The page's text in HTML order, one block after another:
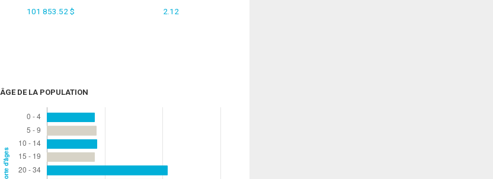
101 853.52 $ 2.12
ÂGE DE LA POPULATION